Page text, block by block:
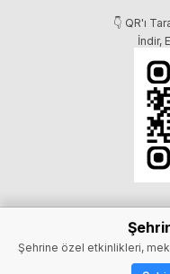
Şehrine özel etkinlikleri,
👇 QR'ı
İndir,